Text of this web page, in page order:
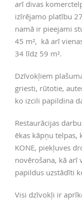
arī divas
izīrējamo platību
namā ir pieejami
45 m², kā arī
34 līdz 59 m².
Dzīvokļiem
griesti, rūtotie,
ko izcili papildina
Restaurācijas
ēkas kāpņu
KONE, piekļuves
novērošana, kā arī
papildus uzstādīti
Visi dzīvokļi ir